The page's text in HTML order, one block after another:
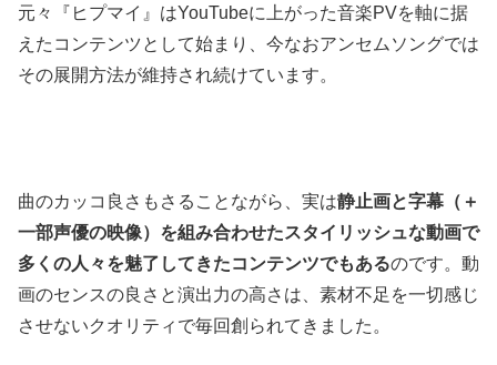
元々『ヒプマイ』はYouTubeに上がった音楽PVを軸に据
えたコンテンツとして始まり、今なおアンセムソングでは
その展開方法が維持され続けています。
曲のカッコ良さもさることながら、実は静止画と字幕（＋
一部声優の映像）を組み合わせたスタイリッシュな動画で
多くの人々を魅了してきたコンテンツでもあるのです。動
画のセンスの良さと演出力の高さは、素材不足を一切感じ
させないクオリティで毎回創られてきました。